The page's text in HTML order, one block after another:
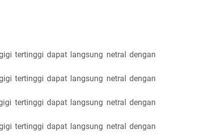
tertinggi dapat langsung netral dengan
tertinggi dapat langsung netral dengan
tertinggi dapat langsung netral dengan
tertinggi dapat langsung netral dengan